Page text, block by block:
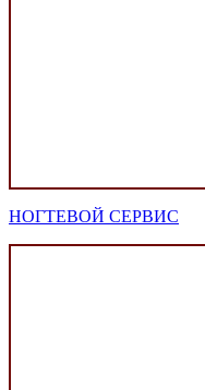
НОГТЕВОЙ СЕРВИС